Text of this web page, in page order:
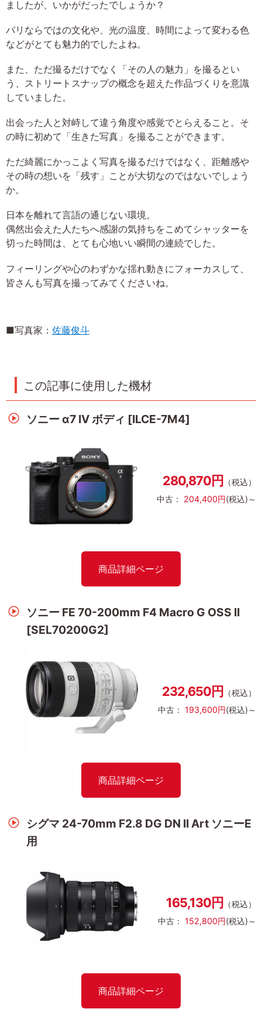
ましたが、いかがだったでしょうか？
パリならではの文化や、光の温度、時間によって変わる色
などがとても魅力的でしたよね。
また、ただ撮るだけでなく「その人の魅力」を撮るとい
う、ストリートスナップの概念を超えた作品づくりを意識
していました。
出会った人と対峙して違う角度や感覚でとらえること。そ
の時に初めて「生きた写真」を撮ることができます。
ただ綺麗にかっこよく写真を撮るだけではなく、距離感や
その時の想いを「残す」ことが大切なのではないでしょう
か。
日本を離れて言語の通じない環境。
偶然出会えた人たちへ感謝の気持ちをこめてシャッターを
切った時間は、とても心地いい瞬間の連続でした。
フィーリングや心のわずかな揺れ動きにフォーカスして、
皆さんも写真を撮ってみてくださいね。
■写真家： 佐藤俊斗
この記事に使用した機材
ソニー α7 IV ボディ [ILCE-7M4]
280,870円 （税込）
中古： 204,400円(税込)～
商品詳細ページ
ソニー FE 70-200mm F4 Macro G OSS II
[SEL70200G2]
232,650円
（税込）
中古： 193,600円(税込)～
商品詳細ページ
シグマ 24-70mm F2.8 DG DN II Art ソニーE
用
165,130円 （税込）
中古： 152,800円(税込)～
商品詳細ページ